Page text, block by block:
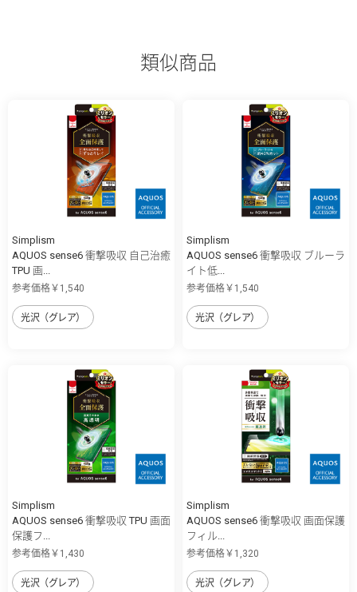
類似商品
Simplism
AQUOS sense6 衝撃吸収 自己治癒
TPU 画...
参考価格￥1,540
光沢（グレア）
Simplism
AQUOS sense6 衝撃吸収 ブルーラ
イト低...
参考価格￥1,540
光沢（グレア）
Simplism
AQUOS sense6 衝撃吸収 TPU 画面
保護フ...
参考価格￥1,430
光沢（グレア）
Simplism
AQUOS sense6 衝撃吸収 画面保護
フィル...
参考価格￥1,320
光沢（グレア）